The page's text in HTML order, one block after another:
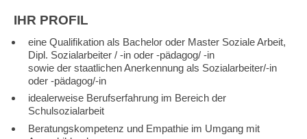
IHR PROFIL
eine Qualifikation als Bachelor oder Master Soziale Arbeit,
Dipl. Sozialarbeiter / -in oder -pädagog/ -in
sowie der staatlichen Anerkennung als Sozialarbeiter/-in
oder -pädagog/-in
idealerweise Berufserfahrung im Bereich der
Schulsozialarbeit
Beratungskompetenz und Empathie im Umgang mit